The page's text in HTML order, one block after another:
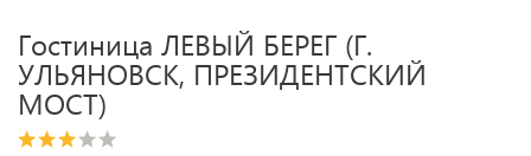
Гостиница ЛЕВЫЙ БЕРЕГ (Г.
УЛЬЯНОВСК, ПРЕЗИДЕНТСКИЙ
МОСТ)